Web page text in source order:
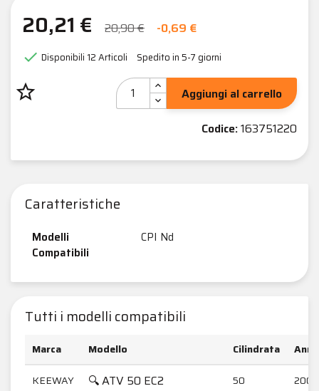
20,21 € 20,90 € -0,69 €
 Disponibili 12 Articoli Spedito in 5-7 giorni
star_border
Aggiungi al carrello
Codice:163751220
Caratteristiche
Modelli
Compatibili
CPI Nd
Tutti i modelli compatibili
Marca Modello Cilindrata
Anni
KEEWAY
🔍 ATV 50 EC2 50